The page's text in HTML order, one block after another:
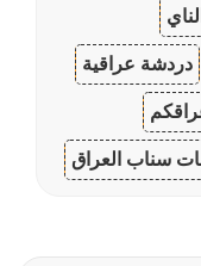
دردشة عراقية
سناب العراق